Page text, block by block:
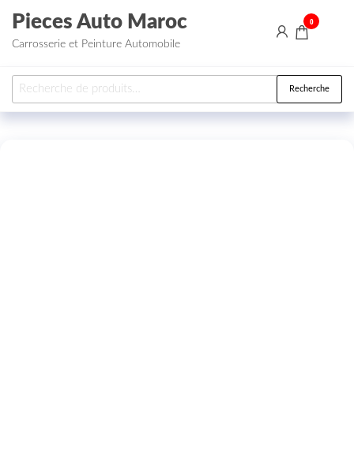
Aller au contenu
Pieces Auto Maroc
Carrosserie et Peinture Automobile
0
Recherche pour : Recherche